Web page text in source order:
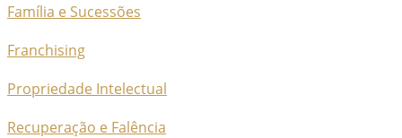
Família e Sucessões
Franchising
Propriedade Intelectual
Recuperação e Falência